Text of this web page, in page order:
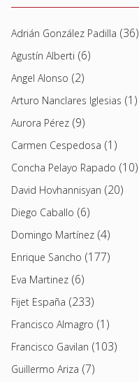
Adrián González Padilla (36)
Agustín Alberti (6)
Angel Alonso (2)
Arturo Nanclares Iglesias (1)
Aurora Pérez (9)
Carmen Cespedosa (1)
Concha Pelayo Rapado (10)
David Hovhannisyan (20)
Diego Caballo (6)
Domingo Martínez (4)
Enrique Sancho (177)
Eva Martinez (6)
Fijet España (233)
Francisco Almagro (1)
Francisco Gavilan (103)
Guillermo Ariza (7)